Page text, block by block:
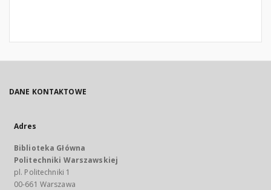
DANE KONTAKTOWE
Adres
Biblioteka Główna
Politechniki Warszawskiej
pl. Politechniki 1
00-661 Warszawa